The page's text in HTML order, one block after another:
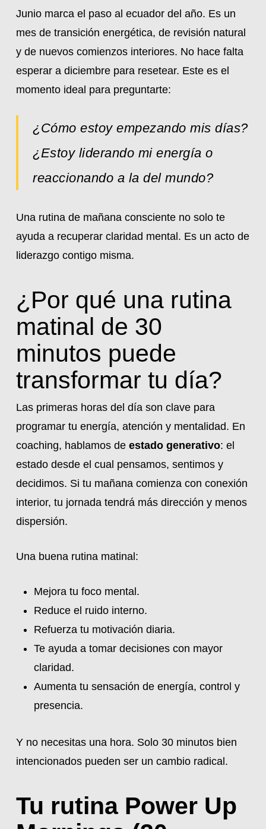
Junio marca el paso al ecuador del año. Es un
mes de transición energética, de revisión natural
y de nuevos comienzos interiores. No hace falta
esperar a diciembre para resetear. Este es el
momento ideal para preguntarte:
¿Cómo estoy empezando mis días?
¿Estoy liderando mi energía o
reaccionando a la del mundo?
Una rutina de mañana consciente no solo te
ayuda a recuperar claridad mental. Es un acto de
liderazgo contigo misma.
¿Por qué una rutina
matinal de 30
minutos puede
transformar tu día?
Las primeras horas del día son clave para
programar tu energía, atención y mentalidad. En
coaching, hablamos de estado generativo: el
estado desde el cual pensamos, sentimos y
decidimos. Si tu mañana comienza con conexión
interior, tu jornada tendrá más dirección y menos
dispersión.
Una buena rutina matinal:
Mejora tu foco mental.
Reduce el ruido interno.
Refuerza tu motivación diaria.
Te ayuda a tomar decisiones con mayor
claridad.
Aumenta tu sensación de energía, control y
presencia.
Y no necesitas una hora. Solo 30 minutos bien
intencionados pueden ser un cambio radical.
Tu rutina Power Up